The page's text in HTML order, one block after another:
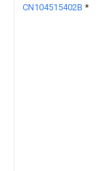
CN104515402B *